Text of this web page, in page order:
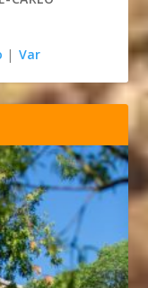
| Var